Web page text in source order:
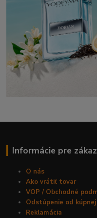
Informácie pre
O nás
Ako vrátiť tovar
VOP / Obchodné
Odstúpenie od
Reklamácia